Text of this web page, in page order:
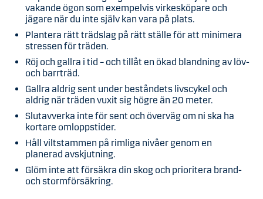
vakande ögon som exempelvis virkesköpare och
jägare när du inte själv kan vara på plats.
Plantera rätt trädslag på rätt ställe för att minimera
stressen för träden.
Röj och gallra i tid – och tillåt en ökad blandning av löv-
och barrträd.
Gallra aldrig sent under beståndets livscykel och
aldrig när träden vuxit sig högre än 20 meter.
Slutavverka inte för sent och överväg om ni ska ha
kortare omloppstider.
Håll viltstammen på rimliga nivåer genom en
planerad avskjutning.
Glöm inte att försäkra din skog och prioritera brand-
och stormförsäkring.